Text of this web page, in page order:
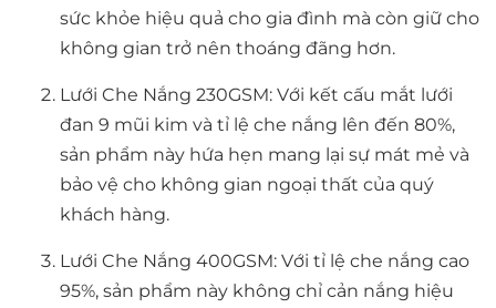
sức khỏe hiệu quả cho gia đình mà còn giữ cho
không gian trở nên thoáng đãng hơn.
Lưới Che Nắng 230GSM: Với kết cấu mắt lưới
đan 9 mũi kim và tỉ lệ che nắng lên đến 80%,
sản phẩm này hứa hẹn mang lại sự mát mẻ và
bảo vệ cho không gian ngoại thất của quý
khách hàng.
Lưới Che Nắng 400GSM: Với tỉ lệ che nắng cao
95%, sản phẩm này không chỉ cản nắng hiệu